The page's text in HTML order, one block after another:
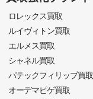
ロレックス買取
ルイヴィトン買取
エルメス買取
シャネル買取
パテックフィリップ買取
オーデマピゲ買取